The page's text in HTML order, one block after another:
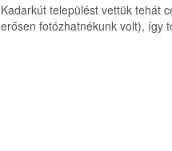
Kadarkút települést vettük tehát
erősen fotózhatnékunk volt), így